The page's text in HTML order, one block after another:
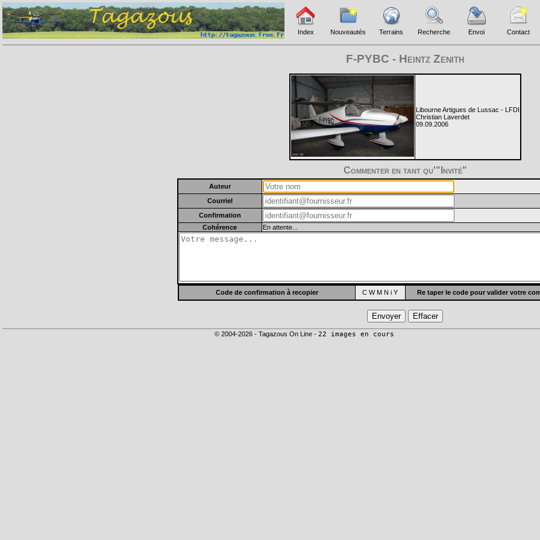
Index Nouveautés Terrains Recherche Envoi Contact
F-PYBC - Heintz Zenith
Libourne Artigues de Lussac - LFDI
Christian Laverdet
09.09.2006
Commenter en tant qu'"Invité"
Auteur
Courriel
Confirmation
Cohérence
En attente...
Code de confirmation à recopier C W M N i Y Re taper le code pour valider votre
© 2004-2026 - Tagazous On Line - 22 images en cours